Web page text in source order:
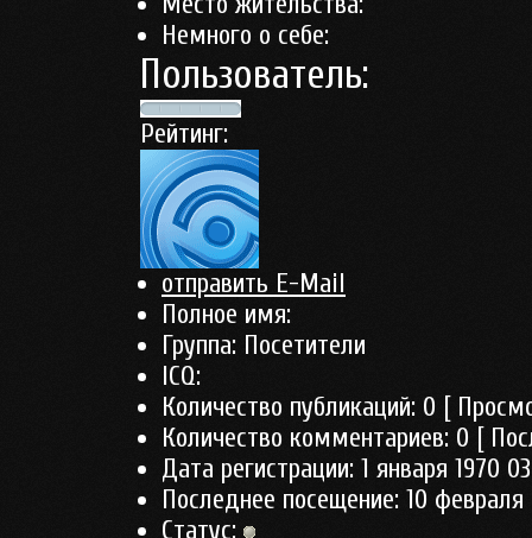
Немного о себе:
Пользователь:
Рейтинг:
отправить E-Mail
Полное имя:
Группа: Посетители
ICQ:
Количество публикаций: 0 [
Количество комментариев: 0 [
Дата регистрации: 1 января 1970
Последнее посещение: 10 февраля
Статус: